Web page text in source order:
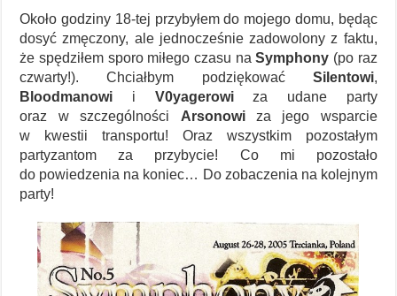
Około godziny 18-tej przybyłem do mojego domu, będąc
dosyć zmęczony, ale jednocześnie zadowolony z faktu,
że spędziłem sporo miłego czasu naSymphony (po raz
czwarty!). Chciałbym podziękować Silentowi,
Bloodmanowi i V0yagerowiza udane party
oraz w szczególności Arsonowiza jego wsparcie
w kwestii transportu! Oraz wszystkim pozostałym
partyzantom za przybycie! Co mi pozostało
do powiedzenia na koniec… Do zobaczenia na kolejnym
party!